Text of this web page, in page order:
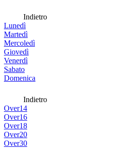
Indietro
Lunedì
Martedì
Mercoledì
Giovedì
Venerdì
Sabato
Domenica
Indietro
Over14
Over16
Over18
Over20
Over30